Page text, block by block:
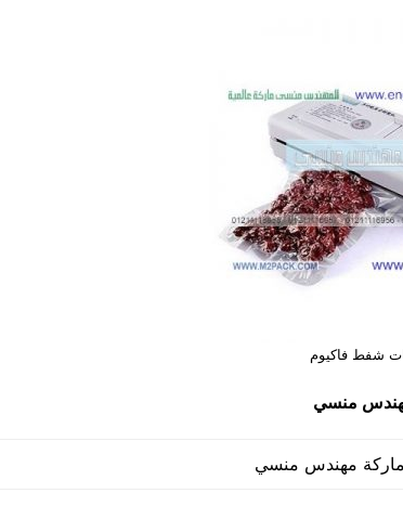
شفط فاكيوم
منسي